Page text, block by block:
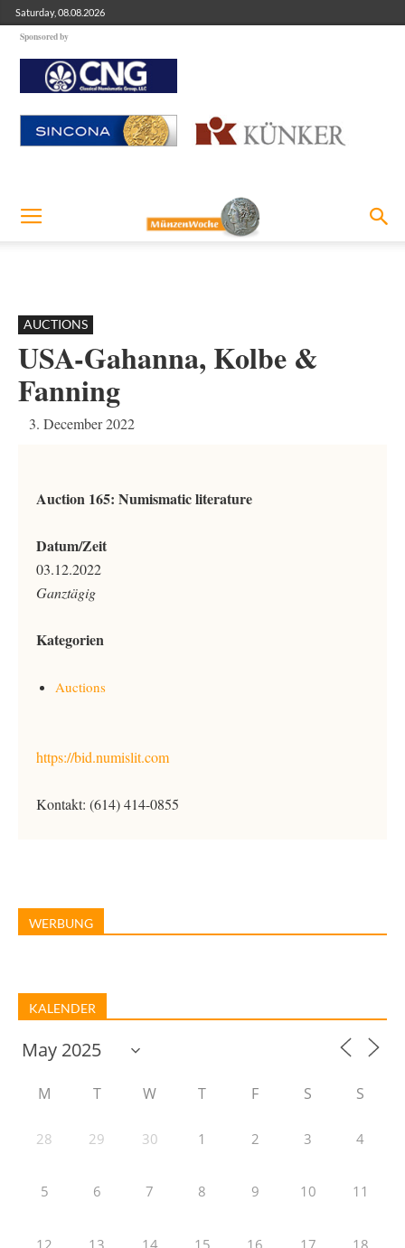
Saturday, 08.08.2026
Sponsored by
AUCTIONS
USA-Gahanna, Kolbe &
Fanning
3. December 2022
Auction 165: Numismatic literature
Datum/Zeit
03.12.2022
Ganztägig
Kategorien
Auctions
https://bid.numislit.com
Kontakt: (614) 414-0855
WERBUNG
KALENDER
M T W T F S S
28 29 30 1 2 3 4
5 6 7 8 9 10 11
12 13 14 15 16 17 18